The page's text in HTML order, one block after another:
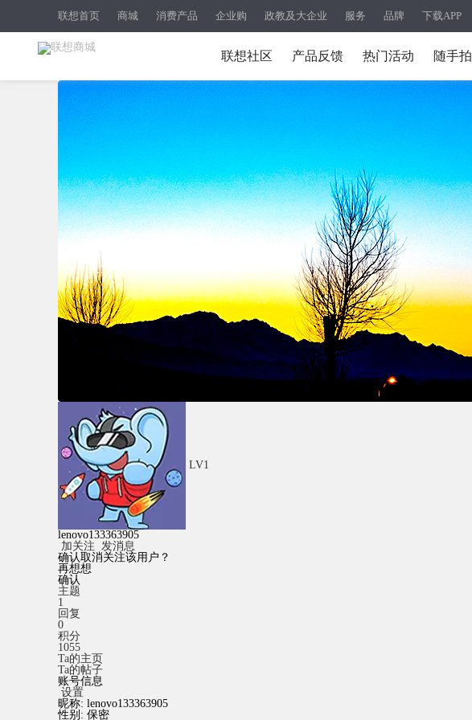
联想首页 商城 消费产品 企业购 政教及大企业 服务 品牌 下载APP
联想社区 产品反馈 热门活动 随手拍
LV1
lenovo133363905
加关注 发消息
确认取消关注该用户？
再想想
确认
主题
1
回复
0
积分
1055
Ta的主页
Ta的帖子
账号信息
设置
昵称: lenovo133363905
性别: 保密